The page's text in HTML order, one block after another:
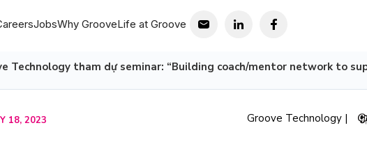
JobsWhy GrooveLife at Groove
Technology tham dự seminar: “Building coach/mentor network to
Groove Technology |
18, 2023